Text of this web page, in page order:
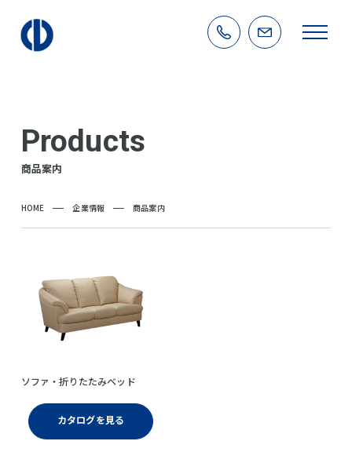
Products
商品案内
HOME 企業情報 商品案内
ソファ・折りたたみベッド
カタログを見る